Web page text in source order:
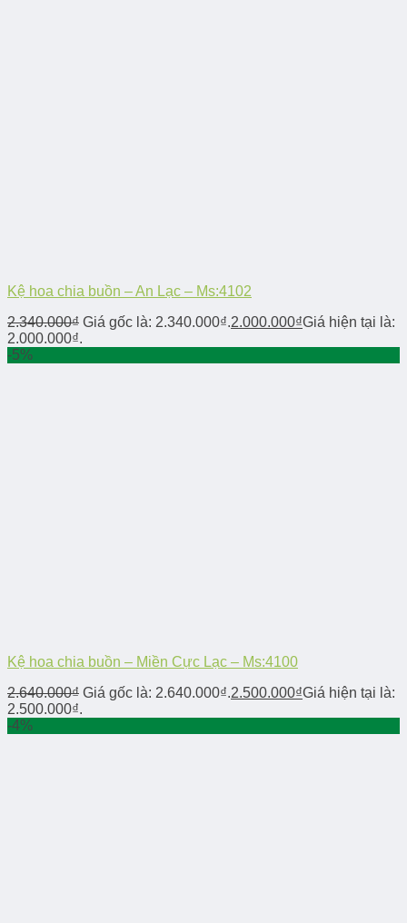
Kệ hoa chia buồn – An Lạc – Ms:4102
2.340.000₫ Giá gốc là: 2.340.000₫.2.000.000₫Giá hiện tại là:
2.000.000₫.
-5%
Kệ hoa chia buồn – Miền Cực Lạc – Ms:4100
2.640.000₫ Giá gốc là: 2.640.000₫.2.500.000₫Giá hiện tại là:
2.500.000₫.
-4%